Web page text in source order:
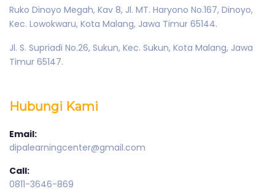
Ruko Dinoyo Megah, Kav 8, Jl. MT. Haryono No.167, Dinoyo,
Kec. Lowokwaru, Kota Malang, Jawa Timur 65144.
Jl. S. Supriadi No.26, Sukun, Kec. Sukun, Kota Malang, Jawa
Timur 65147.
Hubungi Kami
Email:
dipalearningcenter@gmail.com
Call:
0811-3646-869